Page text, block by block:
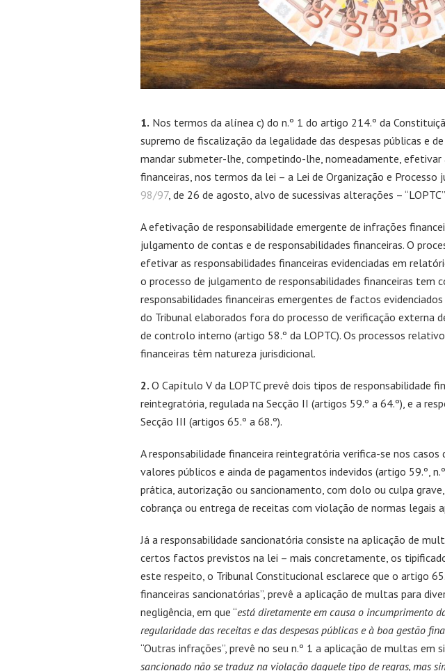
1. Nos termos da alínea c) do n.º 1 do artigo 214.º da
supremo de fiscalização da legalidade das despesas públicas e
mandar submeter-lhe, competindo-lhe, nomeadamente, efetivar
financeiras, nos termos da lei – a Lei de Organização e Processo
98/97, de 26 de agosto, alvo de sucessivas alterações –
A efetivação de responsabilidade emergente de infrações
julgamento de contas e de responsabilidades financeiras. O
efetivar as responsabilidades financeiras evidenciadas em
o processo de julgamento de responsabilidades financeiras
responsabilidades financeiras emergentes de factos
do Tribunal elaborados fora do processo de verificação externa
de controlo interno (artigo 58.º da LOPTC). Os processos
financeiras têm natureza jurisdicional.
2. O Capítulo V da LOPTC prevê dois tipos de responsabilidade
reintegratória, regulada na Secção II (artigos 59.º a 64.º), e a
Secção III (artigos 65.º a 68.º).
A responsabilidade financeira reintegratória verifica-se nos casos
valores públicos e ainda de pagamentos indevidos (artigo 59.º,
prática, autorização ou sancionamento, com dolo ou culpa
cobrança ou entrega de receitas com violação de normas legais
Já a responsabilidade sancionatória consiste na aplicação de
certos factos previstos na lei – mais concretamente, os
este respeito, o Tribunal Constitucional esclarece que o artigo
financeiras sancionatórias”, prevê a aplicação de multas para
negligência, em que “está diretamente em causa o incumprimento
regularidade das receitas e das despesas públicas e à boa gestão
“Outras infrações”, prevê no seu n.º 1 a aplicação de multas em
sancionado não se traduz na violação daquele tipo de regras, mas